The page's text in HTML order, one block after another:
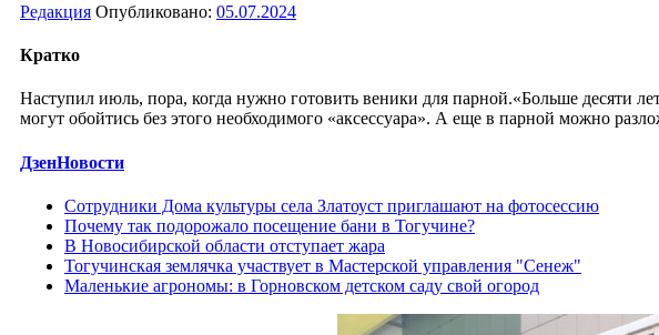
Редакция Опубликовано: 05.07.2024
Кратко
Наступил июль, пора, когда нужно готовить веники для парной.«Больше десяти
могут обойтись без этого необходимого «аксессуара». А еще в парной можно
ДзенНовости
Сотрудники Дома культуры села Златоуст приглашают на фотосессию
Почему так подорожало посещение бани в Тогучине?
В Новосибирской области отступает жара
Тогучинская землячка участвует в Мастерской управления "Сенеж"
Маленькие агрономы: в Горновском детском саду свой огород